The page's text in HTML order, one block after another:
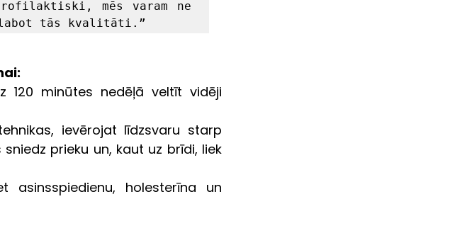
mēs varam ne
tās kvalitāti.”
120 minūtes nedēļā veltīt vidēji
ievērojat līdzsvaru starp
prieku un, kaut uz brīdi, liek
asinsspiedienu, holesterīna un